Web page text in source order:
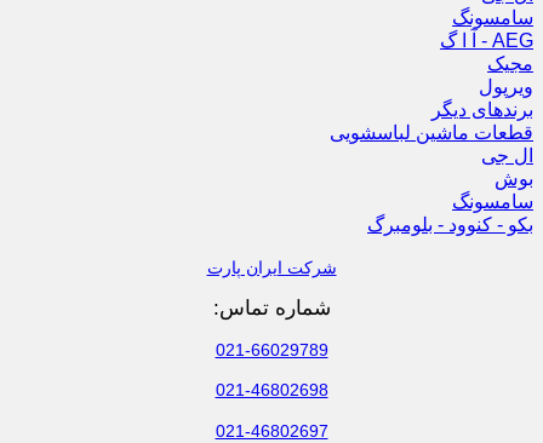
سامسونگ
AEG - آ ا گ
مجیک
ویرپول
برندهای دیگر
قطعات ماشین لباسشویی
ال جی
بوش
سامسونگ
بکو - کنوود - بلومبرگ
شرکت ایران پارت
شماره تماس:
021-66029789
021-46802698
021-46802697